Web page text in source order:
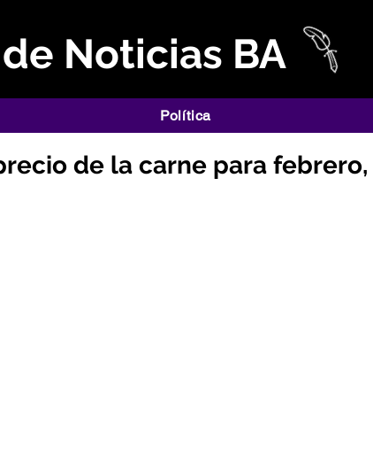
Noticias BA
Política
de la carne para febrero,